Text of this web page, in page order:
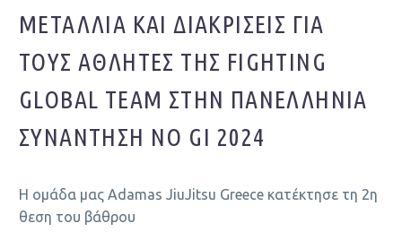
ΜΕΤΆΛΛΙΑ ΚΑΙ ΔΙΑΚΡΊΣΕΙΣ ΓΙΑ
ΤΟΥΣ ΑΘΛΗΤΈΣ ΤΗΣ FIGHTING
GLOBAL TEAM ΣΤΗΝ ΠΑΝΕΛΛΉΝΙΑ
ΣΥΝΆΝΤΗΣΗ NO GI 2024
Η ομάδα μας Adamas JiuJitsu Greece κατέκτησε τη 2η
θεση του βάθρου